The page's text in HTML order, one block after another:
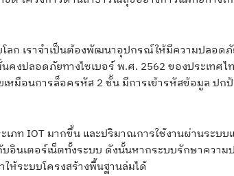
โลก เราจำเป็นต้องพัฒนาอุปกรณ์ให้มีความปลอด
งปลอดภัยทางไซเบอร์ พ.ศ. 2562 ของประเทศไ
หมือนการล็อครหัส 2 ชั้น มีการเข้ารหัสข้อมูล ปก
เภท IOT มากขึ้น และปริมาณการใช้งานผ่านระบบ
อินเตอร์เน็ตทั้งระบบ ดังนั้นหากระบบรักษาความ
ห้ระบบโครงสร้างพื้นฐานล่มได้